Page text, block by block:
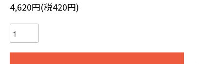
4,620円(税420円)